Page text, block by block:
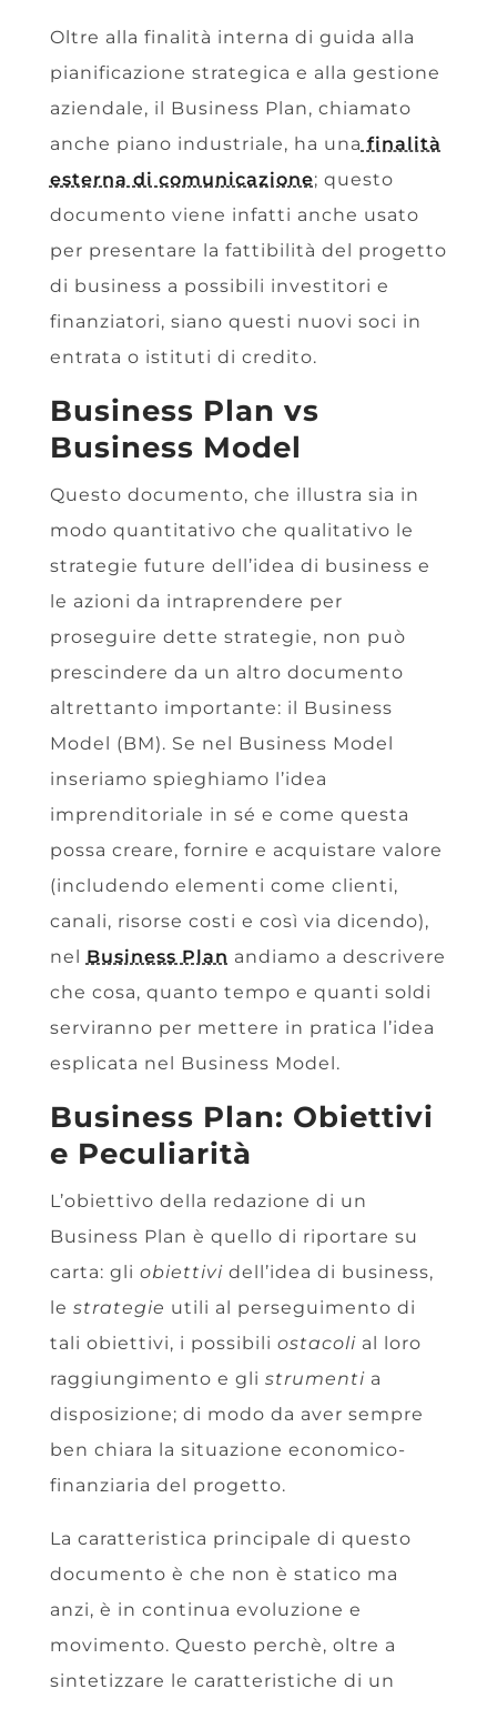
Oltre alla finalità interna di guida alla
pianificazione strategica e alla gestione
aziendale, il Business Plan, chiamato
anche piano industriale, ha una finalità
esterna di comunicazione; questo
documento viene infatti anche usato
per presentare la fattibilità del progetto
di business a possibili investitori e
finanziatori, siano questi nuovi soci in
entrata o istituti di credito.
Business Plan vs
Business Model
Questo documento, che illustra sia in
modo quantitativo che qualitativo le
strategie future dell’idea di business e
le azioni da intraprendere per
proseguire dette strategie, non può
prescindere da un altro documento
altrettanto importante: il Business
Model (BM). Se nel Business Model
inseriamo spieghiamo l’idea
imprenditoriale in sé e come questa
possa creare, fornire e acquistare valore
(includendo elementi come clienti,
canali, risorse costi e così via dicendo),
nel Business Plan andiamo a descrivere
che cosa, quanto tempo e quanti soldi
serviranno per mettere in pratica l’idea
esplicata nel Business Model.
Business Plan: Obiettivi
e Peculiarità
L’obiettivo della redazione di un
Business Plan è quello di riportare su
carta: gli obiettividell’idea di business,
le strategie utili al perseguimento di
tali obiettivi, i possibili ostacoli al loro
raggiungimento e gli strumentia
disposizione; di modo da aver sempre
ben chiara la situazione economico-
finanziaria del progetto.
La caratteristica principale di questo
documento è che non è statico ma
anzi, è in continua evoluzione e
movimento. Questo perchè, oltre a
sintetizzare le caratteristiche di un